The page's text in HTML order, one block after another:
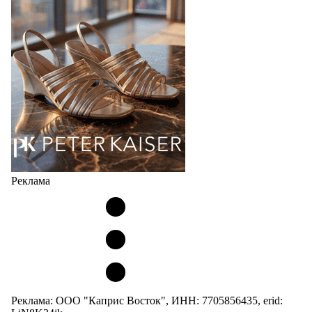
мужских, детских и пляжных зонтов в необычном
дизайнерском исполнении, отличается надёжностью
и высоким качеством…
05.08.2026 427
Реклама
Реклама: ООО "Каприс Восток", ИНН: 7705856435, erid: